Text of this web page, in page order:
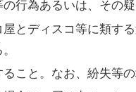
行為あるいは、その
とディスコ等に類す
こと。なお、紛失等